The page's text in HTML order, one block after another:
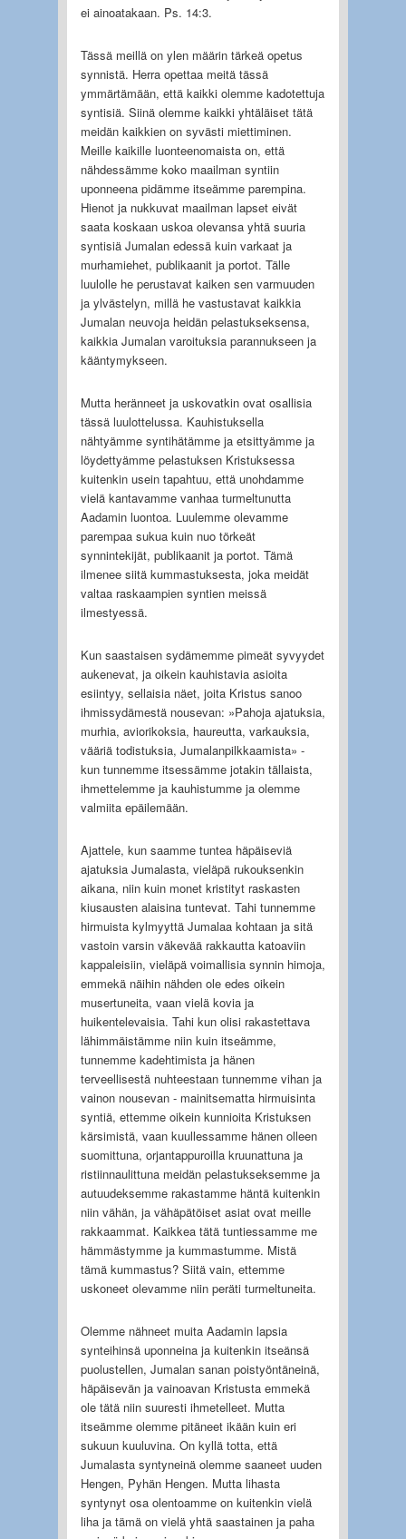
ei ainoatakaan. Ps. 14:3.
Tässä meillä on ylen määrin tärkeä opetus
synnistä. Herra opettaa meitä tässä
ymmärtämään, että kaikki olemme kadotettuja
syntisiä. Siinä olemme kaikki yhtäläiset tätä
meidän kaikkien on syvästi miettiminen.
Meille kaikille luonteenomaista on, että
nähdessämme koko maailman syntiin
uponneena pidämme itseämme parempina.
Hienot ja nukkuvat maailman lapset eivät
saata koskaan uskoa olevansa yhtä suuria
syntisiä Jumalan edessä kuin varkaat ja
murhamiehet, publikaanit ja portot. Tälle
luulolle he perustavat kaiken sen varmuuden
ja ylvästelyn, millä he vastustavat kaikkia
Jumalan neuvoja heidän pelastukseksensa,
kaikkia Jumalan varoituksia parannukseen ja
kääntymykseen.
Mutta heränneet ja uskovatkin ovat osallisia
tässä luulottelussa. Kauhistuksella
nähtyämme syntihätämme ja etsittyämme ja
löydettyämme pelastuksen Kristuksessa
kuitenkin usein tapahtuu, että unohdamme
vielä kantavamme vanhaa turmeltunutta
Aadamin luontoa. Luulemme olevamme
parempaa sukua kuin nuo törkeät
synnintekijät, publikaanit ja portot. Tämä
ilmenee siitä kummastuksesta, joka meidät
valtaa raskaampien syntien meissä
ilmestyessä.
Kun saastaisen sydämemme pimeät syvyydet
aukenevat, ja oikein kauhistavia asioita
esiintyy, sellaisia näet, joita Kristus sanoo
ihmissydämestä nousevan: »Pahoja ajatuksia,
murhia, aviorikoksia, haureutta, varkauksia,
vääriä todistuksia, Jumalanpilkkaamista» -
kun tunnemme itsessämme jotakin tällaista,
ihmettelemme ja kauhistumme ja olemme
valmiita epäilemään.
Ajattele, kun saamme tuntea häpäiseviä
ajatuksia Jumalasta, vieläpä rukouksenkin
aikana, niin kuin monet kristityt raskasten
kiusausten alaisina tuntevat. Tahi tunnemme
hirmuista kylmyyttä Jumalaa kohtaan ja sitä
vastoin varsin väkevää rakkautta katoaviin
kappaleisiin, vieläpä voimallisia synnin himoja,
emmekä näihin nähden ole edes oikein
musertuneita, vaan vielä kovia ja
huikentelevaisia. Tahi kun olisi rakastettava
lähimmäistämme niin kuin itseämme,
tunnemme kadehtimista ja hänen
terveellisestä nuhteestaan tunnemme vihan ja
vainon nousevan - mainitsematta hirmuisinta
syntiä, ettemme oikein kunnioita Kristuksen
kärsimistä, vaan kuullessamme hänen olleen
suomittuna, orjantappuroilla kruunattuna ja
ristiinnaulittuna meidän pelastukseksemme ja
autuudeksemme rakastamme häntä kuitenkin
niin vähän, ja vähäpätöiset asiat ovat meille
rakkaammat. Kaikkea tätä tuntiessamme me
hämmästymme ja kummastumme. Mistä
tämä kummastus? Siitä vain, ettemme
uskoneet olevamme niin peräti turmeltuneita.
Olemme nähneet muita Aadamin lapsia
synteihinsä uponneina ja kuitenkin itseänsä
puolustellen, Jumalan sanan poistyöntäneinä,
häpäisevän ja vainoavan Kristusta emmekä
ole tätä niin suuresti ihmetelleet. Mutta
itseämme olemme pitäneet ikään kuin eri
sukuun kuuluvina. On kyllä totta, että
Jumalasta syntyneinä olemme saaneet uuden
Hengen, Pyhän Hengen. Mutta lihasta
syntynyt osa olentoamme on kuitenkin vielä
liha ja tämä on vielä yhtä saastainen ja paha